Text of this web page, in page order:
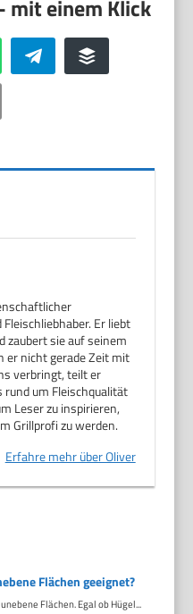
Telegram Buffer
Er liebt
zaubert sie auf seinem
er nicht gerade Zeit mit
verbringt, teilt er
rund um Fleischqualität
Leser zu inspirieren,
Grillprofi zu werden.
Erfahre mehr über Oliver
Flächen geeignet?
Flächen. Egal ob Hügel...